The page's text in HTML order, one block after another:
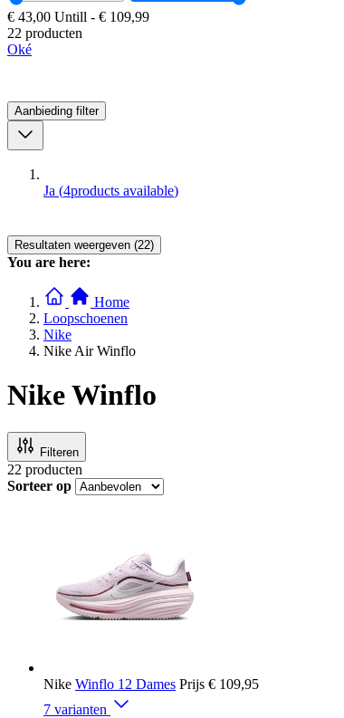
€ 43,00 Untill - € 109,99
22 producten
Oké
Aanbieding filter
Ja (4products available)
Resultaten weergeven (22)
You are here:
Home
Loopschoenen
Nike
Nike Air Winflo
Nike Winflo
Filteren
22 producten
Sorteer op
Nike Winflo 12 Dames Prijs € 109,95
7 varianten